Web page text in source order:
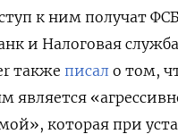
к ним получат
и Налоговая
также писал о том,
является
которая при